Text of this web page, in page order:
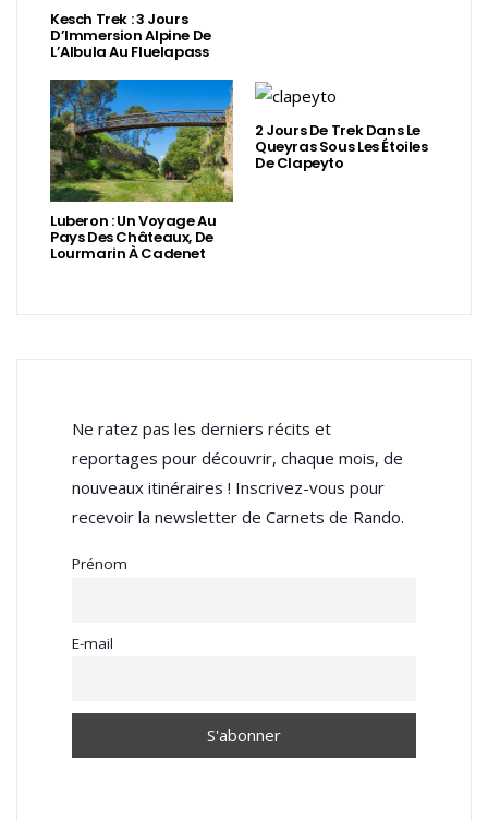
Kesch Trek : 3 Jours
D’Immersion Alpine De
L’Albula Au Fluelapass
Luberon : Un Voyage Au
Pays Des Châteaux, De
Lourmarin À Cadenet
2 Jours De Trek Dans Le
Queyras Sous Les Étoiles
De Clapeyto
Ne ratez pas les derniers récits et
reportages pour découvrir, chaque mois, de
nouveaux itinéraires ! Inscrivez-vous pour
recevoir la newsletter de Carnets de Rando.
Prénom
E-mail